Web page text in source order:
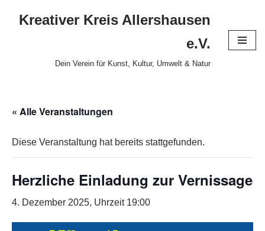
Kreativer Kreis Allershausen
e.V.
Dein Verein für Kunst, Kultur, Umwelt & Natur
« Alle Veranstaltungen
Diese Veranstaltung hat bereits stattgefunden.
Herzliche Einladung zur Vernissage
4. Dezember 2025, Uhrzeit 19:00